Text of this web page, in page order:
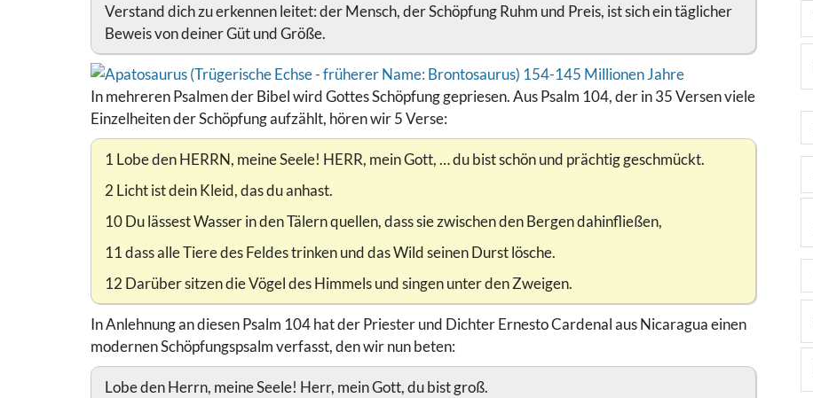
Verstand dich zu erkennen leitet: der Mensch, der Schöpfung Ruhm und Preis, ist sich ein täglicher
Beweis von deiner Güt und Größe.
In mehreren Psalmen der Bibel wird Gottes Schöpfung gepriesen. Aus Psalm 104, der in 35 Versen viele
Einzelheiten der Schöpfung aufzählt, hören wir 5 Verse:
1 Lobe den HERRN, meine Seele! HERR, mein Gott, … du bist schön und prächtig geschmückt.
2 Licht ist dein Kleid, das du anhast.
10 Du lässest Wasser in den Tälern quellen, dass sie zwischen den Bergen dahinfließen,
11 dass alle Tiere des Feldes trinken und das Wild seinen Durst lösche.
12 Darüber sitzen die Vögel des Himmels und singen unter den Zweigen.
In Anlehnung an diesen Psalm 104 hat der Priester und Dichter Ernesto Cardenal aus Nicaragua einen
modernen Schöpfungspsalm verfasst, den wir nun beten:
Lobe den Herrn, meine Seele! Herr, mein Gott, du bist groß.